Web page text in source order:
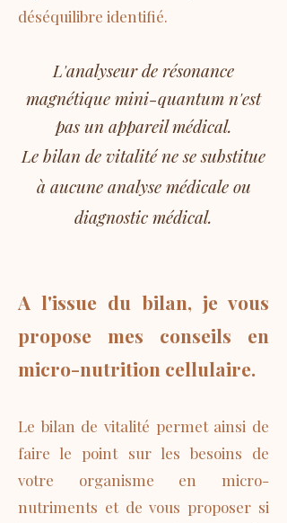
déséquilibre identifié.​
L'analyseur de résonance
magnétique mini-quantum n'est
pas un appareil médical.
Le bilan de vitalité ne se substitue
à aucune analyse médicale ou
diagnostic médical.
A l'issue du bilan, je vous
propose mes conseils en
micro-nutrition cellulaire.
Le bilan de vitalité permet ainsi de
faire le point sur les besoins de
votre organisme en micro-
nutriments et de vous proposer si